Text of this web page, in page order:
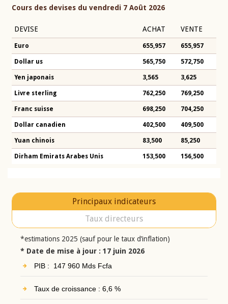
Cours des devises du vendredi 7 Août 2026
DEVISE ACHAT VENTE
Euro 655,957 655,957
Dollar us 565,750 572,750
Yen japonais 3,565 3,625
Livre sterling 762,250 769,250
Franc suisse 698,250 704,250
Dollar canadien 402,500 409,500
Yuan chinois 83,500 85,250
Dirham Emirats Arabes Unis 153,500 156,500
Principaux indicateurs
Taux directeurs
*estimations 2025 (sauf pour le taux d’inflation)
* Date de mise à jour : 17 juin 2026
PIB : 147 960 Mds Fcfa
Taux de croissance : 6,6 %